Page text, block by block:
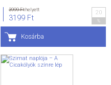
3999 Fthelyett
3199 Ft
20
Kosárba